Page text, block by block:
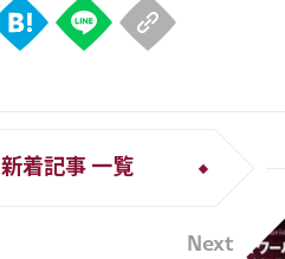
新着記事 一覧
Next